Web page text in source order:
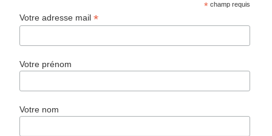
* champ requis
Votre adresse mail*
Votre prénom
Votre nom